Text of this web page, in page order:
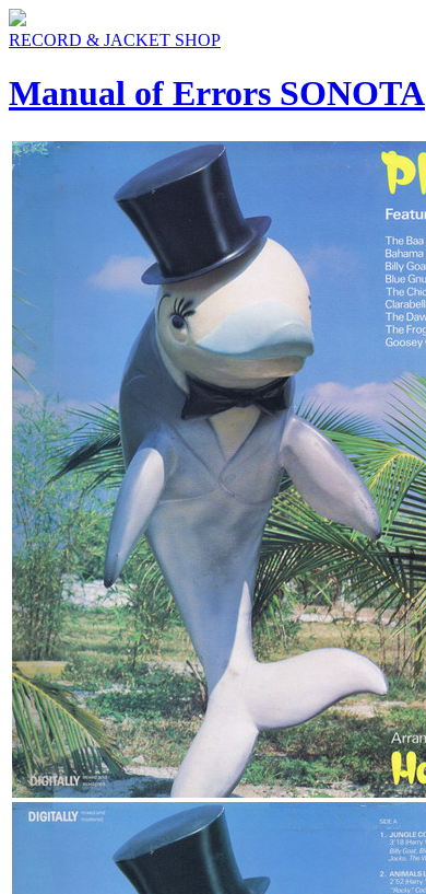
RECORD & JACKET SHOP
Manual of Errors SONOTA